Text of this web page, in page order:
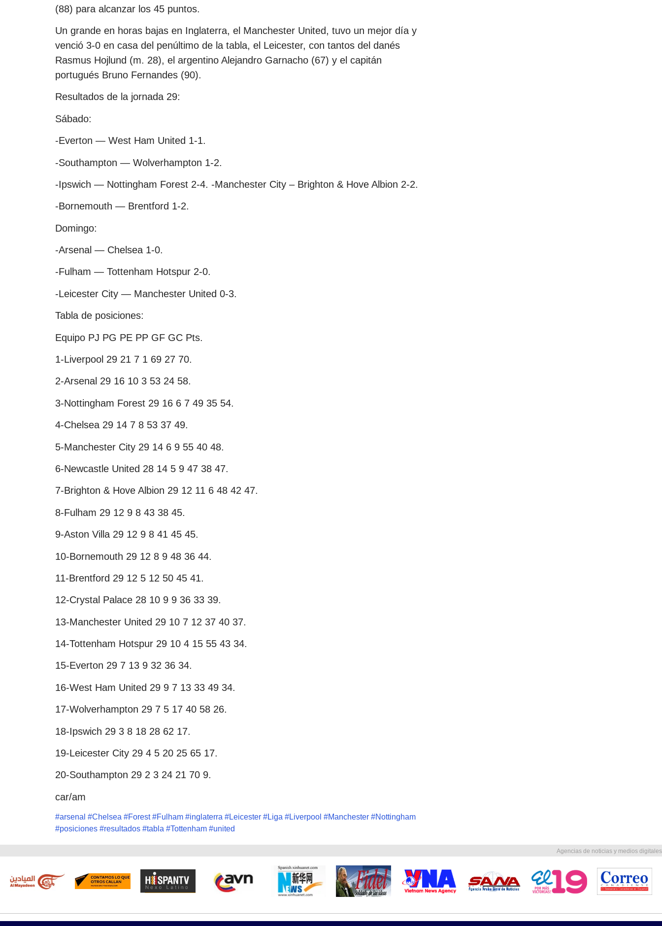
(88) para alcanzar los 45 puntos.
Un grande en horas bajas en Inglaterra, el Manchester United, tuvo un mejor día y
venció 3-0 en casa del penúltimo de la tabla, el Leicester, con tantos del danés
Rasmus Hojlund (m. 28), el argentino Alejandro Garnacho (67) y el capitán
portugués Bruno Fernandes (90).
Resultados de la jornada 29:
Sábado:
-Everton — West Ham United 1-1.
-Southampton — Wolverhampton 1-2.
-Ipswich — Nottingham Forest 2-4. -Manchester City – Brighton & Hove Albion 2-2.
-Bornemouth — Brentford 1-2.
Domingo:
-Arsenal — Chelsea 1-0.
-Fulham — Tottenham Hotspur 2-0.
-Leicester City — Manchester United 0-3.
Tabla de posiciones:
Equipo PJ PG PE PP GF GC Pts.
1-Liverpool 29 21 7 1 69 27 70.
2-Arsenal 29 16 10 3 53 24 58.
3-Nottingham Forest 29 16 6 7 49 35 54.
4-Chelsea 29 14 7 8 53 37 49.
5-Manchester City 29 14 6 9 55 40 48.
6-Newcastle United 28 14 5 9 47 38 47.
7-Brighton & Hove Albion 29 12 11 6 48 42 47.
8-Fulham 29 12 9 8 43 38 45.
9-Aston Villa 29 12 9 8 41 45 45.
10-Bornemouth 29 12 8 9 48 36 44.
11-Brentford 29 12 5 12 50 45 41.
12-Crystal Palace 28 10 9 9 36 33 39.
13-Manchester United 29 10 7 12 37 40 37.
14-Tottenham Hotspur 29 10 4 15 55 43 34.
15-Everton 29 7 13 9 32 36 34.
16-West Ham United 29 9 7 13 33 49 34.
17-Wolverhampton 29 7 5 17 40 58 26.
18-Ipswich 29 3 8 18 28 62 17.
19-Leicester City 29 4 5 20 25 65 17.
20-Southampton 29 2 3 24 21 70 9.
car/am
#arsenal #Chelsea #Forest#Fulham #inglaterra #Leicester #Liga #Liverpool #Manchester #Nottingham
#posiciones #resultados #tabla #Tottenham #united
Agencias de noticias y medios digitales